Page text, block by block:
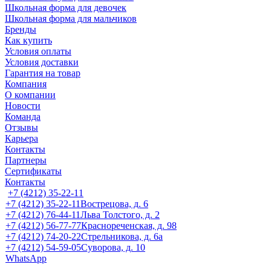
Школьная форма для девочек
Школьная форма для мальчиков
Бренды
Как купить
Условия оплаты
Условия доставки
Гарантия на товар
Компания
О компании
Новости
Команда
Отзывы
Карьера
Контакты
Партнеры
Сертификаты
Контакты
+7 (4212) 35-22-11
+7 (4212) 35-22-11Вострецова, д. 6
+7 (4212) 76-44-11Льва Толстого, д. 2
+7 (4212) 56-77-77Краснореченская, д. 98
+7 (4212) 74-20-22Стрельникова, д. 6а
+7 (4212) 54-59-05Суворова, д. 10
WhatsApp